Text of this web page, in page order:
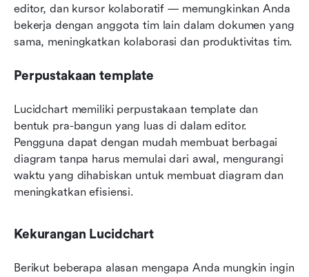
editor, dan kursor kolaboratif — memungkinkan Anda
bekerja dengan anggota tim lain dalam dokumen yang
sama, meningkatkan kolaborasi dan produktivitas tim.
Perpustakaan template
Lucidchart memiliki perpustakaan template dan
bentuk pra-bangun yang luas di dalam editor.
Pengguna dapat dengan mudah membuat berbagai
diagram tanpa harus memulai dari awal, mengurangi
waktu yang dihabiskan untuk membuat diagram dan
meningkatkan efisiensi.
Kekurangan Lucidchart
Berikut beberapa alasan mengapa Anda mungkin ingin